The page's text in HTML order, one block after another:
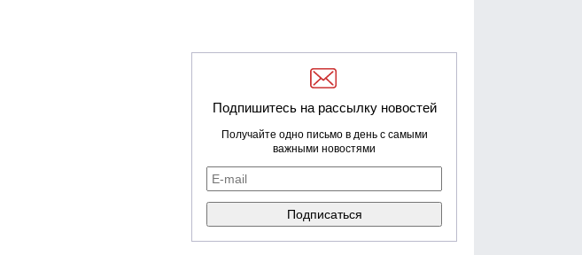
Подпишитесь на рассылку новостей
Получайте одно письмо в день с самыми
важными новостями